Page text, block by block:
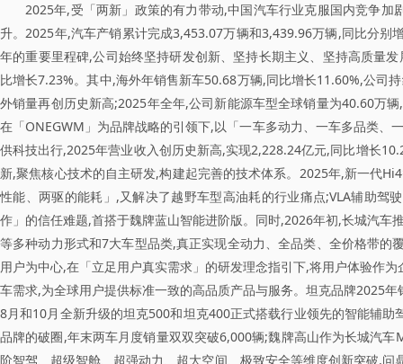
2025年,受「两新」政策的有力带动,中国汽车行业克服国内竞争
升。2025年,汽车产销累计完成3,453.07万辆和3,439.96万辆,同比分
年的重要里程碑,公司始终坚持研发创新、坚持长期主义、坚持高质量
比增长7.23%。其中,海外年销售新车50.68万辆,同比增长11.60%,公司
外销量再创历史新高;2025年全年,公司新能源车型全球销量为40.60万
在「ONEGWM」为品牌战略的引领下,以「一车多动力、一车多品类
供科技出行,2025年营业收入创历史新高,实现2,228.24亿元,同比增长
新,聚焦核心技术的自主研发,构建起完善的技术体系。2025年,新一代
性能、两驱的能耗」,又解决了越野车型高油耗的行业痛点;VLA辅助
作」的信任难题,首搭于魏牌蓝山智能进阶版。同时,2026年初,长城汽
等多种动力形式和7大车型品类,真正实现全动力、全品类、全价格带
用户为中心,在「立足用户真实需求」的研发理念指引下,将用户体验作
车需求,为全球用户提供标准一致的高品质产品与服务。坦克品牌2025
8月和10月全新升级的坦克500和坦克400正式搭载行业领先的智能辅
品牌的破圈,年末两车月度销量双双突破6,000辆;魏牌高山作为长城汽
阶智驾、超级智舱、超强动力、超大空间、极致安全等维度创新突破,